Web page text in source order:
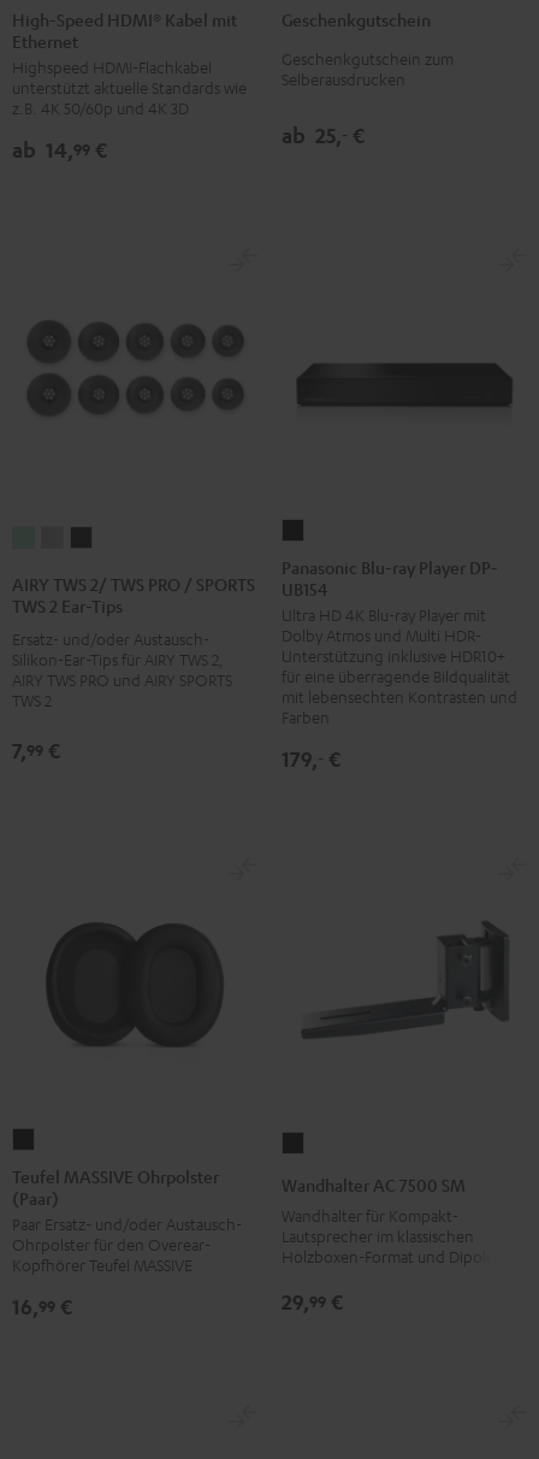
Speed
HDMI®
Kabel
mit
Schwarz
Speed
HDMI®
Kabel
mit
Weiß
High-Speed HDMI® Kabel mit
Ethernet
Highspeed HDMI-Flachkabel
unterstützt aktuelle Standards wie
z.B. 4K 50/60p und 4K 3D
ab 14,99 €
Geschenkgutschein
Geschenkgutschein zum
Selberausdrucken
ab 25,‐ €
2/
PRO
/
SPORTS
TWS
2/
PRO
/
2/
PRO
/
AIRY TWS 2/ TWS PRO / SPORTS
TWS 2 Ear-Tips
Ersatz- und/oder Austausch-
Silikon-Ear-Tips für AIRY TWS 2,
AIRY TWS PRO und AIRY SPORTS
TWS 2
7,99 €
ray
Player
DP-
UB154
Schwarz
Panasonic Blu-ray Player DP-
UB154
Ultra HD 4K Blu-ray Player mit
Dolby Atmos und Multi HDR-
Unterstützung inklusive HDR10+
für eine überragende Bildqualität
mit lebensechten Kontrasten und
Farben
179,‐ €
MASSIVE
Ohrpolster
(Paar)
Schwarz
Teufel MASSIVE Ohrpolster
(Paar)
Paar Ersatz- und/oder Austausch-
Ohrpolster für den Overear-
Kopfhörer Teufel MASSIVE
16,99 €
AC
SM
Schwarz
Wandhalter AC 7500 SM
Wandhalter für Kompakt-
Lautsprecher im klassischen
Holzboxen-Format und Dipole
29,99 €